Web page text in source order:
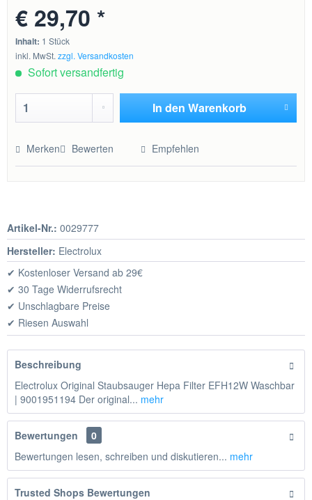
€ 29,70 *
Inhalt: 1 Stück
inkl. MwSt.zzgl. Versandkosten
Sofort versandfertig
In den Warenkorb
Merken Bewerten Empfehlen
Artikel-Nr.: 0029777
Hersteller: Electrolux
✔ Kostenloser Versand ab 29€
✔ 30 Tage Widerrufsrecht
✔ Unschlagbare Preise
✔ Riesen Auswahl
Beschreibung
Electrolux Original Staubsauger Hepa Filter EFH12W Waschbar
| 9001951194 Der original... mehr
Bewertungen
0
Bewertungen lesen, schreiben und diskutieren... mehr
Trusted Shops Bewertungen